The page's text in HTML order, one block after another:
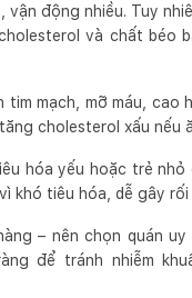
vận động nhiều. Tuy
và chất béo
tim mạch, mỡ máu, cao
cholesterol xấu nếu
hóa yếu hoặc trẻ
khó tiêu hóa, dễ gây
– nên chọn quán
để tránh nhiễm